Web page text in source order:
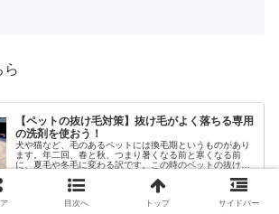
ら
【ペットの抜け毛対策】抜け毛がよく落ちる専用
の洗剤を使おう！
犬や猫など、毛のあるペットには換毛期というものがあり
ます。年二回、春と秋、つまり暑くなる前と寒くなる前
に、夏毛や冬毛に変わる訳です。この時のペットの抜け毛
をまとめていこうと思います。
2019.04.26
目次へ トップ サイドバー